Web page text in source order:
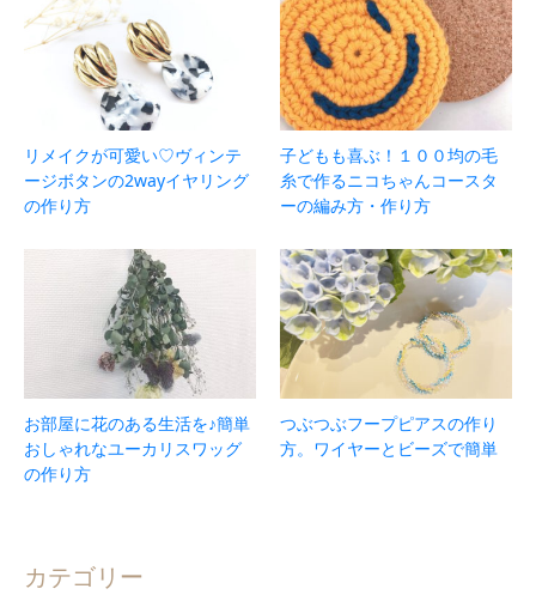
リメイクが可愛い♡ヴィンテ
ージボタンの2wayイヤリング
の作り方
子どもも喜ぶ！１００均の毛
糸で作るニコちゃんコースタ
ーの編み方・作り方
お部屋に花のある生活を♪簡単
おしゃれなユーカリスワッグ
の作り方
つぶつぶフープピアスの作り
方。ワイヤーとビーズで簡単
カテゴリー